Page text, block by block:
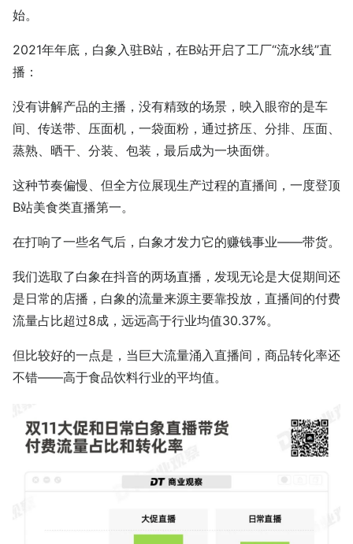
始。
2021年年底，白象入驻B站，在B站开启了工厂“流水线”直
播：
没有讲解产品的主播，没有精致的场景，映入眼帘的是车
间、传送带、压面机，一袋面粉，通过挤压、分排、压面、
蒸熟、晒干、分装、包装，最后成为一块面饼。
这种节奏偏慢、但全方位展现生产过程的直播间，一度登顶
B站美食类直播第一。
在打响了一些名气后，白象才发力它的赚钱事业——带货。
我们选取了白象在抖音的两场直播，发现无论是大促期间还
是日常的店播，白象的流量来源主要靠投放，直播间的付费
流量占比超过8成，远远高于行业均值30.37%。
但比较好的一点是，当巨大流量涌入直播间，商品转化率还
不错——高于食品饮料行业的平均值。